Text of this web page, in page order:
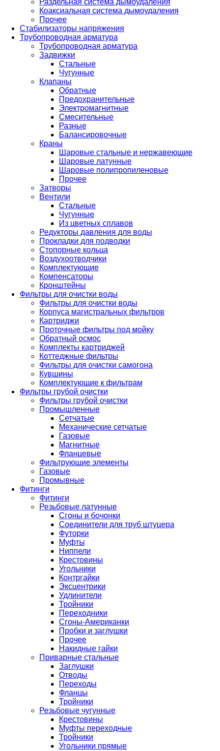
Раздельная система дымоудаления
Коаксиальная система дымоудаления
Прочее
Стабилизаторы напряжения
Трубопроводная арматура
Трубопроводная арматура
Задвижки
Стальные
Чугунные
Клапаны
Обратные
Предохранительные
Электромагнитные
Смесительные
Разные
Балансировочные
Краны
Шаровые стальные и нержавеющие
Шаровые латунные
Шаровые полипропиленовые
Прочее
Затворы
Вентили
Стальные
Чугунные
Из цветных сплавов
Редукторы давления для воды
Прокладки для подводки
Стопорные кольца
Воздухоотводчики
Комплектующие
Компенсаторы
Кронштейны
Фильтры для очистки воды
Фильтры для очистки воды
Корпуса магистральных фильтров
Картриджи
Проточные фильтры под мойку
Обратный осмос
Комплекты картриджей
Коттеджные фильтры
Фильтры для очистки самогона
Кувшины
Комплектующие к фильтрам
Фильтры грубой очистки
Фильтры грубой очистки
Промышленные
Сетчатые
Механические сетчатые
Газовые
Магнитные
Фланцевые
Фильтрующие элементы
Газовые
Промывные
Фитинги
Фитинги
Резьбовые латунные
Сгоны и бочонки
Соединители для труб штуцера
Футорки
Муфты
Ниппели
Крестовины
Угольники
Контргайки
Эксцентрики
Удлинители
Тройники
Переходники
Сгоны-Американки
Пробки и заглушки
Прочее
Накидные гайки
Приварные стальные
Заглушки
Отводы
Переходы
Фланцы
Тройники
Резьбовые чугунные
Крестовины
Муфты переходные
Тройники
Угольники прямые